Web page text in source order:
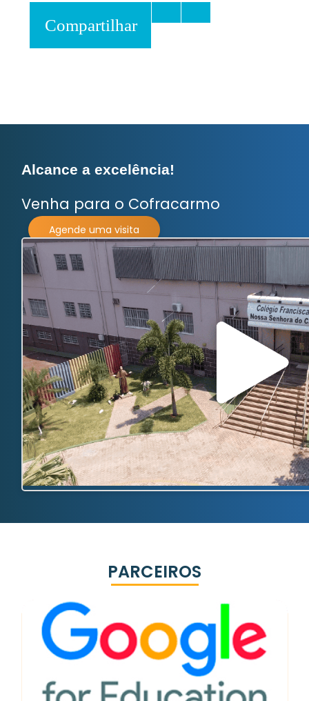
Compartilhar
Alcance a excelência!
Venha para o Cofracarmo
Agende uma visita
PARCEIROS